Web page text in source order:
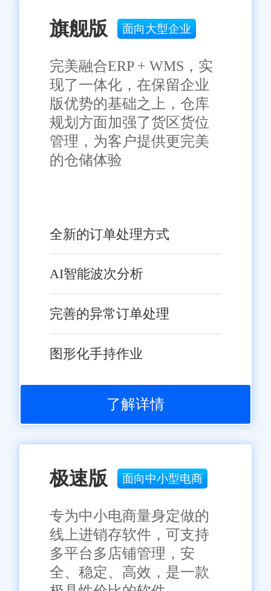
旗舰版 面向大型企业
完美融合ERP + WMS，实
现了一体化，在保留企业
版优势的基础之上，仓库
规划方面加强了货区货位
管理，为客户提供更完美
的仓储体验
全新的订单处理方式
AI智能波次分析
完善的异常订单处理
图形化手持作业
了解详情
极速版 面向中小型电商
专为中小电商量身定做的
线上进销存软件，可支持
多平台多店铺管理，安
全、稳定、高效，是一款